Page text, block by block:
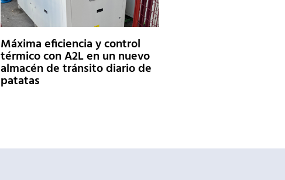
Máxima eficiencia y control
térmico con A2L en un nuevo
almacén de tránsito diario de
patatas